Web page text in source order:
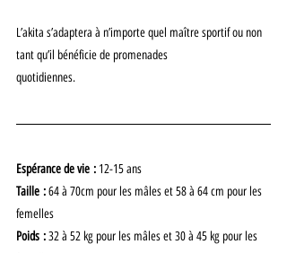
L’akita s’adaptera à n’importe quel maître sportif ou non
tant qu’il bénéficie de promenades
quotidiennes.
Espérance de vie : 12-15 ans
Taille : 64 à 70cm pour les mâles et 58 à 64 cm pour les
femelles
Poids : 32 à 52 kg pour les mâles et 30 à 45 kg pour les